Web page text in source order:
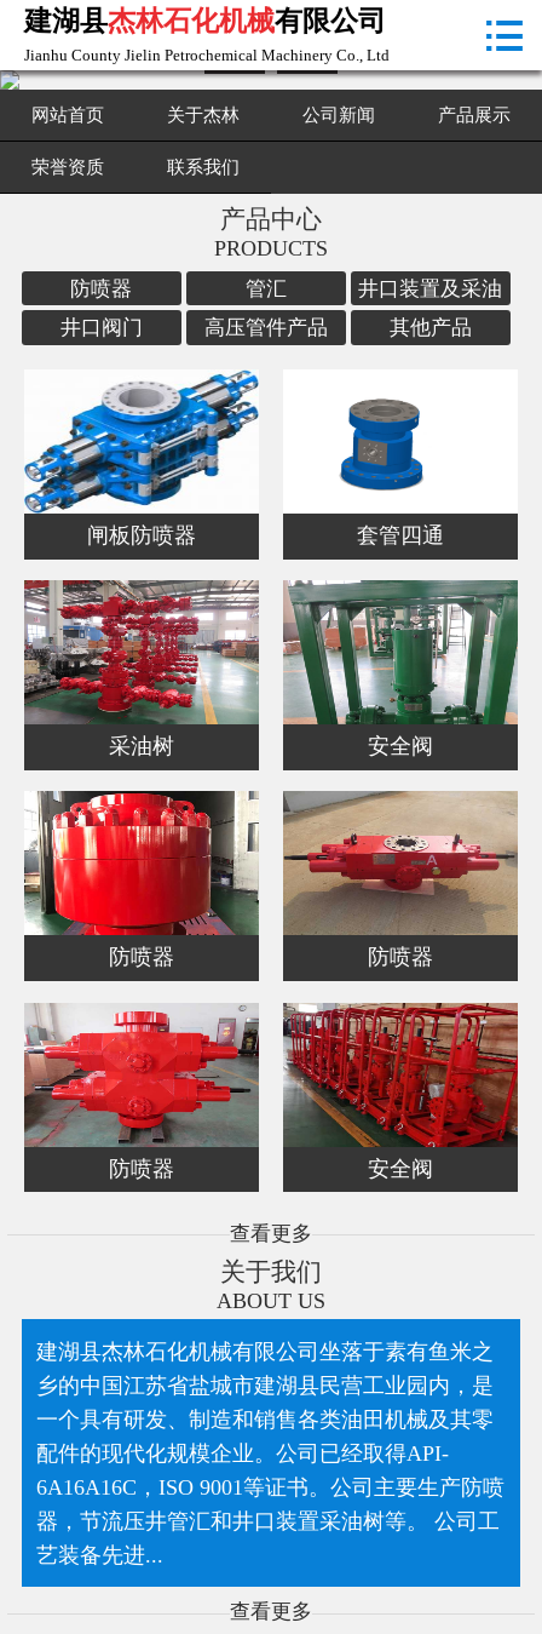

关于杰林
荣誉资质
联系我们
建湖县杰林石化机械有限公司
Jianhu County Jielin Petrochemical Machinery Co., Ltd 
网站首页 关于杰林 公司新闻 产品展示
荣誉资质 联系我们
产品中心
PRODUCTS
防喷器 管汇
井口装置及采油
树
井口阀门 高压管件产品 其他产品
闸板防喷器 套管四通
采油树 安全阀
防喷器 防喷器
防喷器 安全阀
查看更多
关于我们
ABOUT US
建湖县杰林石化机械有限公司坐落于素有鱼米之
乡的中国江苏省盐城市建湖县民营工业园内，是
一个具有研发、制造和销售各类油田机械及其零
配件的现代化规模企业。公司已经取得API-
6A16A16C，ISO 9001等证书。公司主要生产防喷
器，节流压井管汇和井口装置采油树等。 公司工
艺装备先进...
查看更多